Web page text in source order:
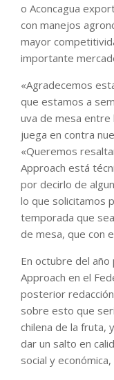
o Aconcagua
con manejos
mayor
importante
«Agradecemos
que estamos a
uva de mesa
juega en contra
«Queremos
Approach está
por decirlo de
lo que solicitamos
temporada que
de mesa, que con
En octubre del
Approach en el
posterior
sobre esto que
chilena de la fruta,
dar un salto en
social y